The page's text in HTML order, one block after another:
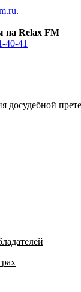
.
на Relax FM
40-41
досудебной